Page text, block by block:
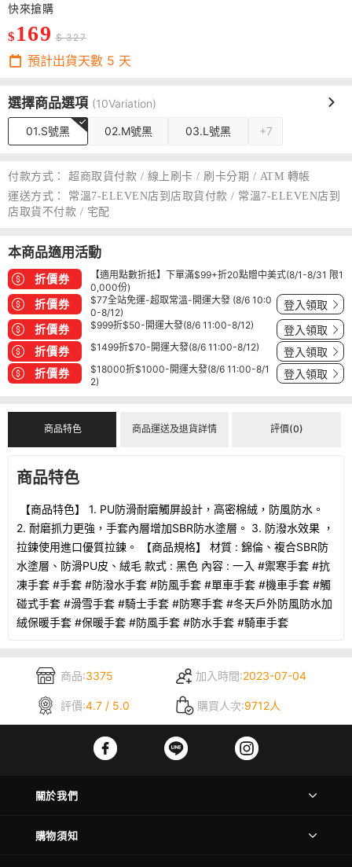
快來搶購
$ 169 $ 327
預計出貨天數 5 天
選擇商品選項 (10Variation)
01.S號黑 02.M號黑 03.L號黑 +7
付款方式：
超商取貨付款 / 線上刷卡 / 刷卡分期 / ATM 轉帳
運送方式：
常溫7-ELEVEN店到店取貨付款 / 常溫7-ELEVEN店到
店取貨不付款 / 宅配
本商品適用活動
折價券
【適用點數折抵】下單滿$99+折20點贈中美式(8/1-8/31 限1
0,000份)
折價券
$77全站免運-超取常溫-開運大發 (8/6 10:0
0-8/12)
登入領取
折價券 $999折$50-開運大發(8/6 11:00-8/12) 登入領取
折價券 $1499折$70-開運大發(8/6 11:00-8/12) 登入領取
折價券
$18000折$1000-開運大發(8/6 11:00-8/1
2)
登入領取
商品特色 商品運送及退貨詳情 評價(0)
商品特色
【商品特色】 1. PU防滑耐磨觸屏設計，高密棉絨，防風防水。
2. 耐磨抓力更強，手套內層增加SBR防水塗層。 3. 防潑水效果 ，
拉鍊使用進口優質拉鍊。 【商品規格】 材質 : 錦倫、複合SBR防
水塗層、防滑PU皮、絨毛 款式 : 黑色 內容 : 一入 #禦寒手套 #抗
凍手套 #手套 #防潑水手套 #防風手套 #單車手套 #機車手套 #觸
碰式手套 #滑雪手套 #騎士手套 #防寒手套 #冬天戶外防風防水加
絨保暖手套 #保暖手套 #防風手套 #防水手套 #騎車手套
商品:3375 加入時間:2023-07-04
評價:4.7 / 5.0 購買人次:9712人
關於我們
購物須知